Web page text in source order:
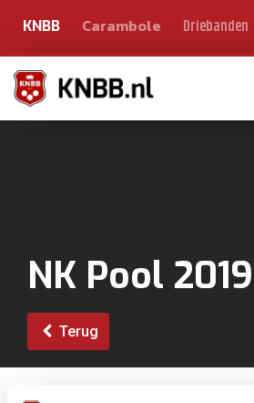
KNBB Carambole Driebanden
NK Pool 2019
Terug